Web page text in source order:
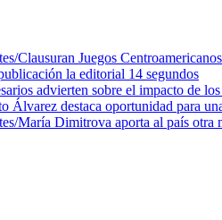
Clausuran Juegos
la editorial 14 segundos
advierten sobre el impacto de
Álvarez destaca oportunidad para
María Dimitrova aporta al país